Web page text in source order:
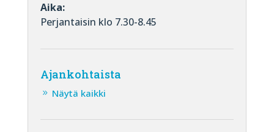
Aika:
Perjantaisin klo 7.30-8.45
Ajankohtaista
Näytä kaikki